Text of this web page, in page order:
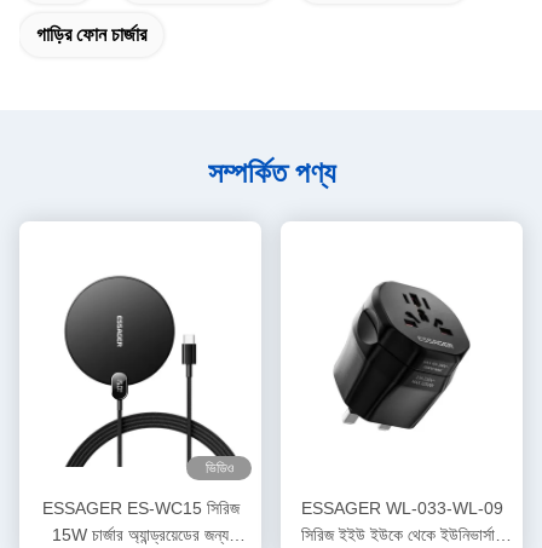
গাড়ির ফোন চার্জার
সম্পর্কিত পণ্য
ভিডিও
ESSAGER ES-WC15 সিরিজ
15W চার্জার অ্যান্ড্রয়েডের জন্য
ESSAGER WL-033-WL-09
সিরিজ ইইউ ইউকে থেকে ইউনিভার্সাল